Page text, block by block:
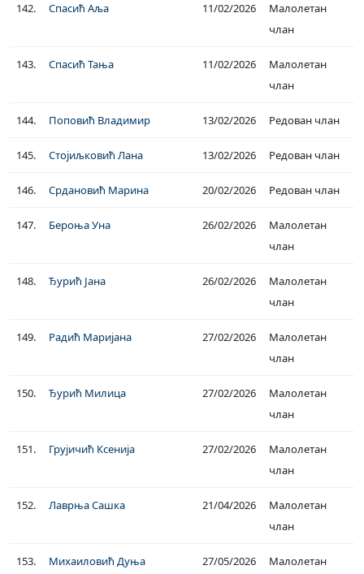
142. Спасић Аља 11/02/2026
Малолетан
члан
143. Спасић Тања 11/02/2026
Малолетан
члан
144. Поповић Владимир 13/02/2026 Редован члан
145. Стојиљковић Лана 13/02/2026 Редован члан
146. Срдановић Марина 20/02/2026 Редован члан
147. Бероња Уна 26/02/2026
Малолетан
члан
148. Ђурић Јана 26/02/2026
Малолетан
члан
149. Радић Маријана 27/02/2026
Малолетан
члан
150. Ђурић Милица 27/02/2026
Малолетан
члан
151. Грујичић Ксенија 27/02/2026
Малолетан
члан
152. Лаврња Сашка 21/04/2026
Малолетан
члан
153. Михаиловић Дуња 27/05/2026
Малолетан